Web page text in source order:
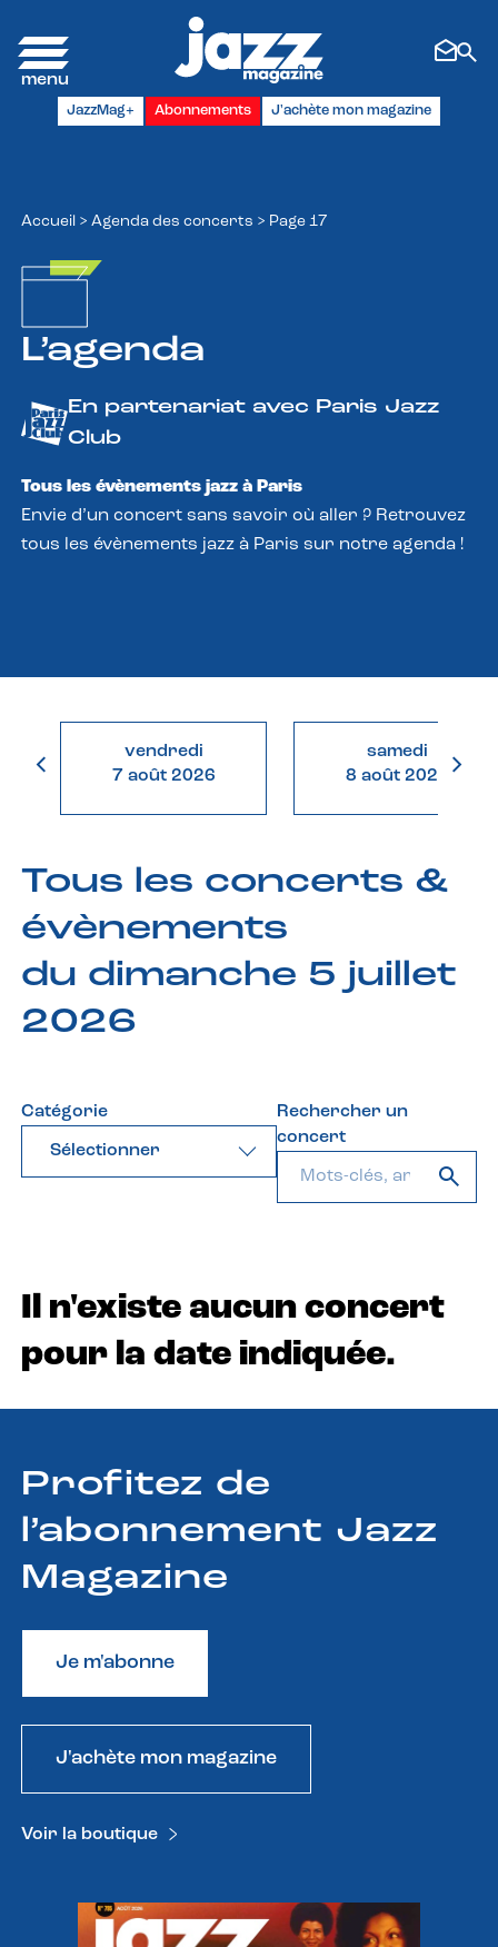
JazzMag+ Abonnements J'achète mon magazine
Accueil > Agenda des concerts > Page 17
L’agenda
En partenariat avec Paris Jazz
Club
Tous les évènements jazz à Paris
Envie d’un concert sans savoir où aller ? Retrouvez
tous les évènements jazz à Paris sur notre agenda !
vendredi
7 août 2026
samedi
8 août 2026
Tous les concerts &
évènements
du dimanche 5 juillet
2026
Catégorie
Sélectionner
Rechercher un
concert
Il n'existe aucun concert
pour la date indiquée.
Profitez de
l’abonnement Jazz
Magazine
Je m'abonne
J'achète mon magazine
Voir la boutique